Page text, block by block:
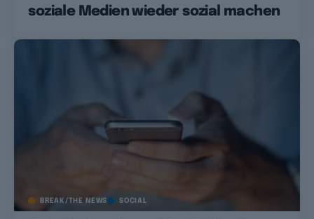
soziale Medien wieder sozial machen
BREAK/THE NEWS SOCIAL